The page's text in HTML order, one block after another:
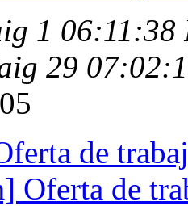
1 06:11:38
29
de
Oferta de